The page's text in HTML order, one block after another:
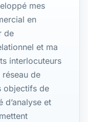
mes
en
de
et ma
interlocuteurs
réseau de
objectifs de
d’analyse et